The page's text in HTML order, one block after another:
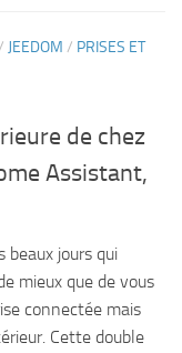
JEEDOM / PRISES ET
de chez
Assistant,
beaux jours qui
mieux que de vous
connectée mais
Cette double